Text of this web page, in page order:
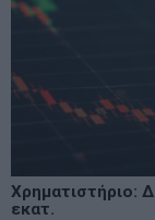
Χρηματιστήριο:
εκατ.